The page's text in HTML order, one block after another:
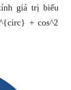
giá trị biểu
+ cos^2